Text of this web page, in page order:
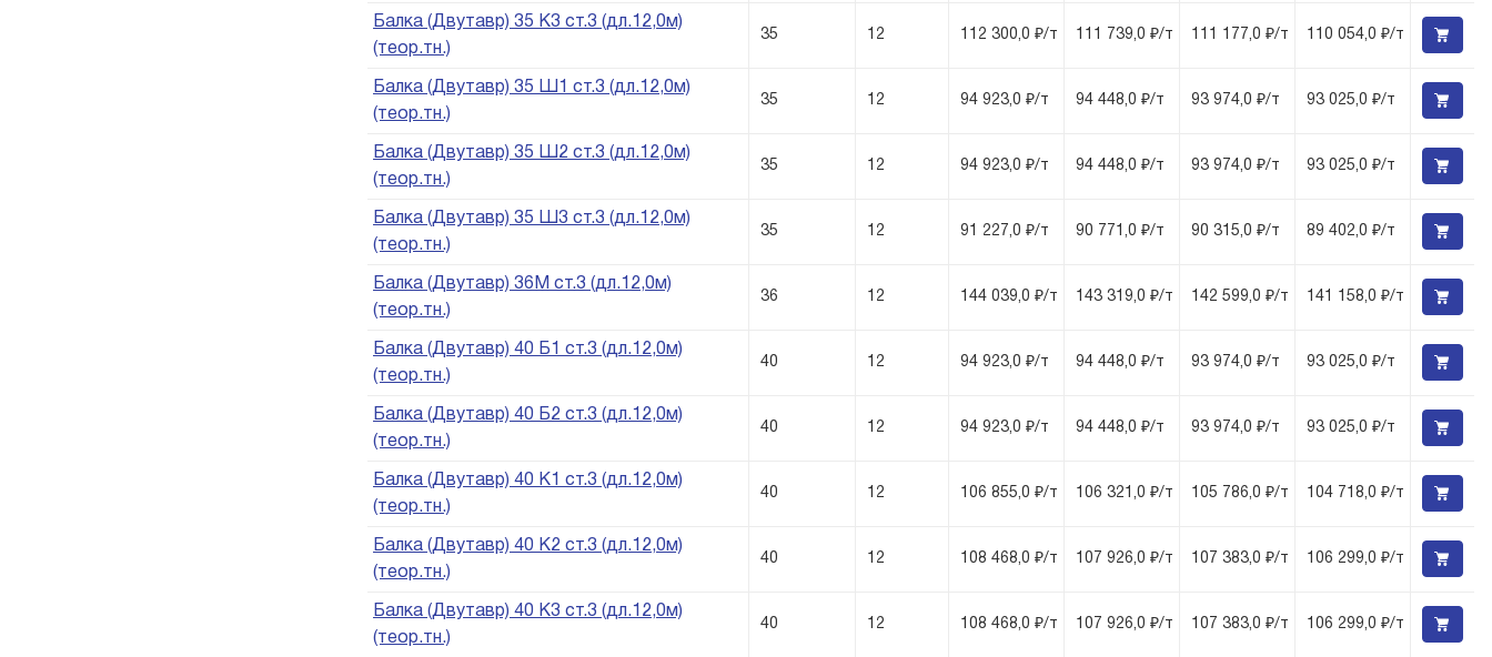
Балка (Двутавр) 35 К3 ст.3 (дл.12,0м)
(теор.тн.)
35 12 112 300,0 ₽/т 111 739,0 ₽/т 111 177,0 ₽/т 110 054,0 ₽/т
Балка (Двутавр) 35 Ш1 ст.3 (дл.12,0м)
(теор.тн.)
35 12 94 923,0 ₽/т 94 448,0 ₽/т 93 974,0 ₽/т 93 025,0 ₽/т
Балка (Двутавр) 35 Ш2 ст.3 (дл.12,0м)
(теор.тн.)
35 12 94 923,0 ₽/т 94 448,0 ₽/т 93 974,0 ₽/т 93 025,0 ₽/т
Балка (Двутавр) 35 Ш3 ст.3 (дл.12,0м)
(теор.тн.)
35 12 91 227,0 ₽/т 90 771,0 ₽/т 90 315,0 ₽/т 89 402,0 ₽/т
Балка (Двутавр) 36М ст.3 (дл.12,0м)
(теор.тн.)
36 12 144 039,0 ₽/т 143 319,0 ₽/т 142 599,0 ₽/т 141 158,0 ₽/т
Балка (Двутавр) 40 Б1 ст.3 (дл.12,0м)
(теор.тн.)
40 12 94 923,0 ₽/т 94 448,0 ₽/т 93 974,0 ₽/т 93 025,0 ₽/т
Балка (Двутавр) 40 Б2 ст.3 (дл.12,0м)
(теор.тн.)
40 12 94 923,0 ₽/т 94 448,0 ₽/т 93 974,0 ₽/т 93 025,0 ₽/т
Балка (Двутавр) 40 К1 ст.3 (дл.12,0м)
(теор.тн.)
40 12 106 855,0 ₽/т 106 321,0 ₽/т 105 786,0 ₽/т 104 718,0 ₽/т
Балка (Двутавр) 40 К2 ст.3 (дл.12,0м)
(теор.тн.)
40 12 108 468,0 ₽/т 107 926,0 ₽/т 107 383,0 ₽/т 106 299,0 ₽/т
Балка (Двутавр) 40 К3 ст.3 (дл.12,0м)
(теор.тн.)
40 12 108 468,0 ₽/т 107 926,0 ₽/т 107 383,0 ₽/т 106 299,0 ₽/т